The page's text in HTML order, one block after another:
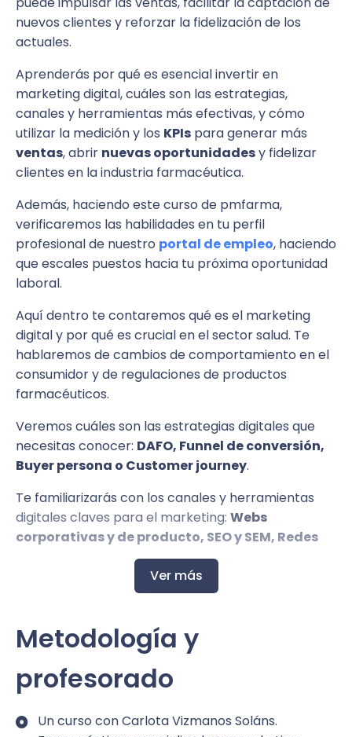
nuevos clientes y reforzar la fidelización de los
actuales.
Aprenderás por qué es esencial invertir en
marketing digital, cuáles son las estrategias,
canales y herramientas más efectivas, y cómo
utilizar la medición y los KPIs para generar más
ventas, abrir nuevas oportunidadesy fidelizar
clientes en la industria farmacéutica.
Además, haciendo este curso de pmfarma,
verificaremos las habilidades en tu perfil
profesional de nuestro portal de empleo, haciendo
que escales puestos hacia tu próxima oportunidad
laboral.
Aquí dentro te contaremos qué es el marketing
digital y por qué es crucial en el sector salud. Te
hablaremos de cambios de comportamiento en el
consumidor y de regulaciones de productos
farmacéuticos.
Veremos cuáles son las estrategias digitales que
necesitas conocer: DAFO, Funnel de conversión,
Buyer persona o Customer journey.
Te familiarizarás con los canales y herramientas
digitales claves para el marketing: Webs
corporativas y de producto, SEO y SEM, Redes
sociales para salud, Email marketing, Paid
Media y también banners y ads.
marketing
, sobre medición y KPIs
aumentar elROI, losleads y las
Si has llegado hasta aquí, espero que te hayas
convencido de que este es el curso que necesitas.
Una píldora formativa tan práctica y amena que no
Ver más
Metodología y
profesorado
Un curso con Carlota Vizmanos Soláns.